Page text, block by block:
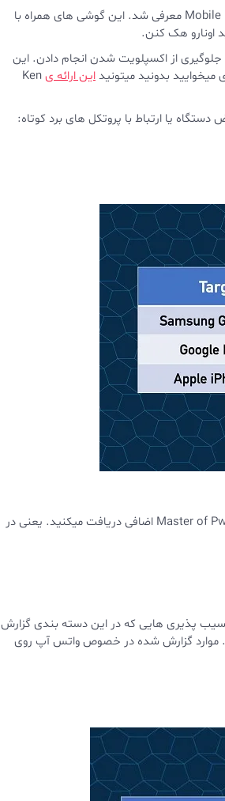
این دسته بندی اولین بار با تمرکز بر گوشی های همراه در مسابقات آمستردام با عنوان Mobile Pwn2Own معرفی شد. این گوشی های همراه با
اونارو هک کنن.
از اکسپلویت شدن انجام دادن. این
بدونید میتونیداین ارائه یKen
یا ارتباط با پروتکل های برد کوتاه:
برای گوشی های گوگل و آیفون، اگه اکسپلویتتون با امتیاز کرنل اجرا بشه، 50 هزار دلار و 5 امتیاز Master of Pwn اضافی دریافت میکنید. یعنی در
آسیب پذیری هایی که در این دسته بندی گزارش
موارد گزارش شده در خصوص واتس آپ روی